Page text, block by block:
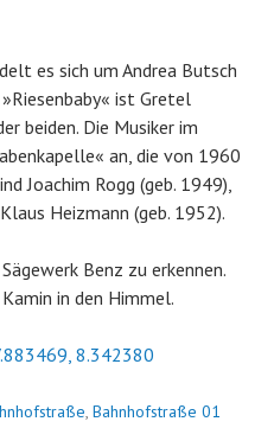
es sich um Andrea Butsch
ist Gretel
beiden. Die Musiker im
an, die von 1960
Joachim Rogg (geb. 1949),
Heizmann (geb. 1952).
Benz zu erkennen.
in den Himmel.
8.342380
, Bahnhofstraße 01